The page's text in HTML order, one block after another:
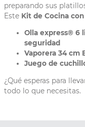
preparando sus
Este Kit de Cocina
Olla express® 6
seguridad
Vaporera 34 cm
Juego de
¿Qué esperas para
todo lo que necesitas.